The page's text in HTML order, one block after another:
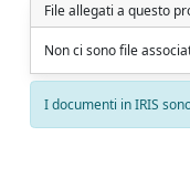
File allegati a questo
Non ci sono file
I documenti in IRIS